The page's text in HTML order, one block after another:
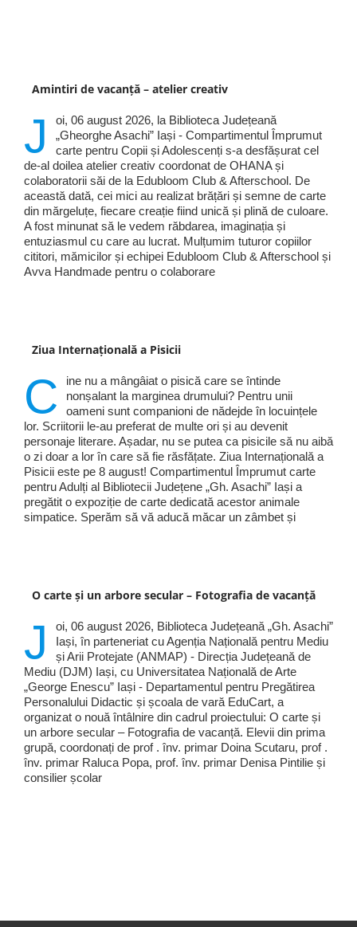
Amintiri de vacanță – atelier creativ
J
oi, 06 august 2026, la Biblioteca Județeană
„Gheorghe Asachi” Iași - Compartimentul Împrumut
carte pentru Copii și Adolescenți s-a desfășurat cel
de-al doilea atelier creativ coordonat de OHANA și
colaboratorii săi de la Edubloom Club & Afterschool. De
această dată, cei mici au realizat brățări și semne de carte
din mărgeluțe, fiecare creație fiind unică și plină de culoare.
A fost minunat să le vedem răbdarea, imaginația și
entuziasmul cu care au lucrat. Mulțumim tuturor copiilor
cititori, mămicilor și echipei Edubloom Club & Afterschool și
Avva Handmade pentru o colaborare
Ziua Internațională a Pisicii
C
ine nu a mângâiat o pisică care se întinde
nonșalant la marginea drumului? Pentru unii
oameni sunt companioni de nădejde în locuințele
lor. Scriitorii le-au preferat de multe ori și au devenit
personaje literare. Așadar, nu se putea ca pisicile să nu aibă
o zi doar a lor în care să fie răsfățate. Ziua Internațională a
Pisicii este pe 8 august! Compartimentul Împrumut carte
pentru Adulți al Bibliotecii Județene „Gh. Asachi” Iași a
pregătit o expoziție de carte dedicată acestor animale
simpatice. Sperăm să vă aducă măcar un zâmbet și
O carte și un arbore secular – Fotografia de vacanță
J
oi, 06 august 2026, Biblioteca Județeană „Gh. Asachi”
Iași, în parteneriat cu Agenția Națională pentru Mediu
și Arii Protejate (ANMAP) - Direcția Județeană de
Mediu (DJM) Iași, cu Universitatea Națională de Arte
„George Enescu” Iași - Departamentul pentru Pregătirea
Personalului Didactic și școala de vară EduCart, a
organizat o nouă întâlnire din cadrul proiectului: O carte și
un arbore secular – Fotografia de vacanță. Elevii din prima
grupă, coordonați de prof . înv. primar Doina Scutaru, prof .
înv. primar Raluca Popa, prof. înv. primar Denisa Pintilie și
consilier școlar